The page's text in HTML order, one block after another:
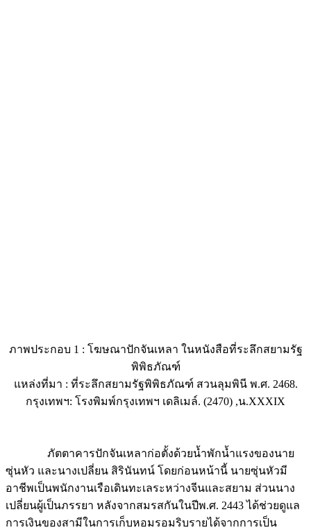
ภาพประกอบ 1 : โฆษณาปักจันเหลา ในหนังสือที่ระลึกสยามรัฐ
พิพิธภัณฑ์
แหล่งที่มา : ที่ระลึกสยามรัฐพิพิธภัณฑ์ สวนลุมพินี พ.ศ. 2468.
กรุงเทพฯ: โรงพิมพ์กรุงเทพฯ เดลิเมล์. (2470) ,น.XXXIX
ภัตตาคารปักจันเหลาก่อตั้งด้วยน้ำพักน้ำแรงของนาย
ซุ่นหัว และนางเปลี่ยน สิรินันทน์ โดยก่อนหน้านี้ นายซุ่นหัวมี
อาชีพเป็นพนักงานเรือเดินทะเลระหว่างจีนและสยาม ส่วนนาง
เปลี่ยนผู้เป็นภรรยา หลังจากสมรสกันในปีพ.ศ. 2443 ได้ช่วยดูแล
การเงินของสามีในการเก็บหอมรอมริบรายได้จากการเป็น